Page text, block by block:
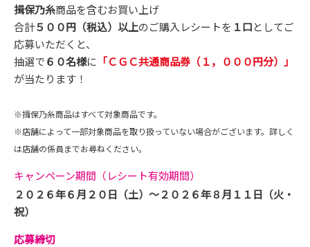
揖保乃糸商品を含むお買い上げ
合計５００円（税込）以上のご購入レシートを １口としてご
応募いただくと、
抽選で６０名様に 「ＣＧＣ共通商品券（１，０００円分）」
が当たります！
※揖保乃糸商品はすべて対象商品です。
※店舗によって一部対象商品を取り扱っていない場合がございます。詳しく
は店舗の係員までお尋ねください。
キャンペーン期間（レシート有効期間）
２０２６年６月２０日（土）～２０２６年８月１１日（火・
祝）
応募締切